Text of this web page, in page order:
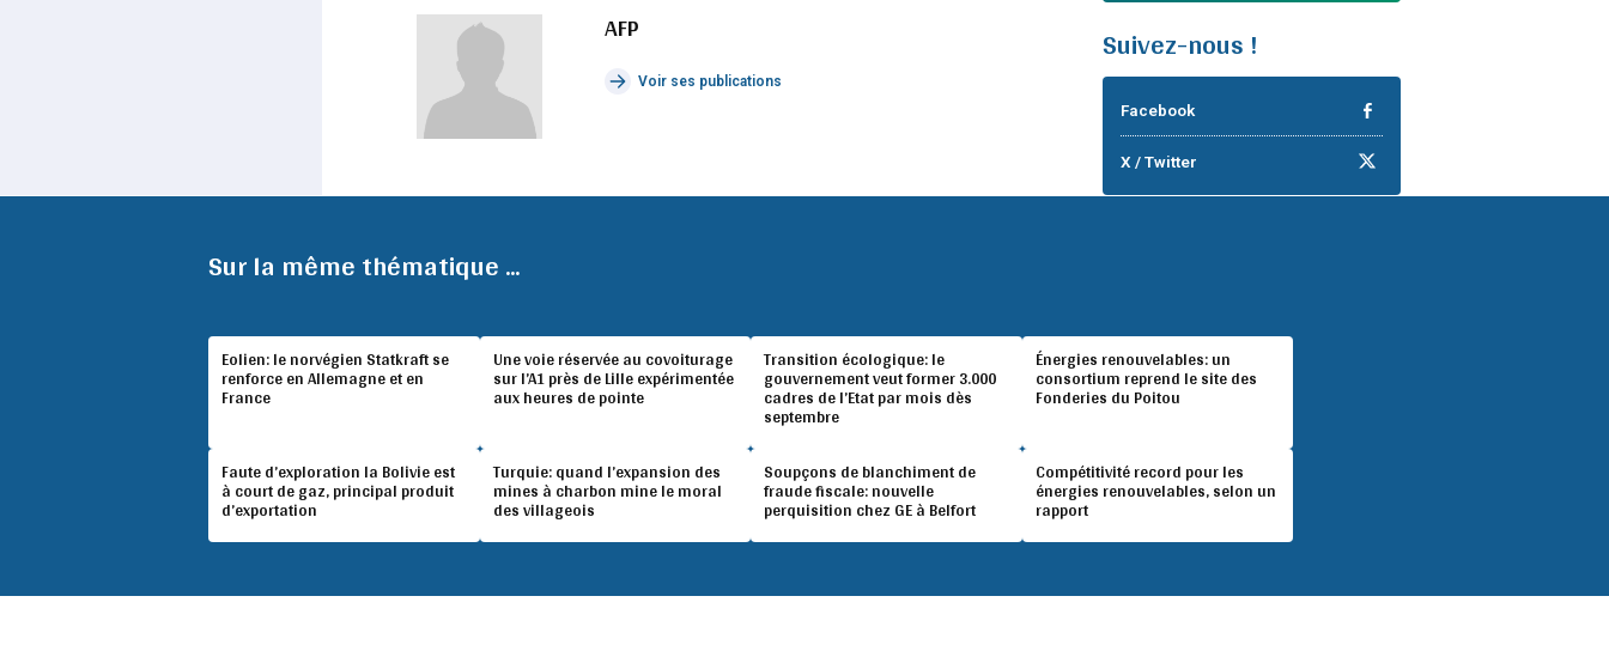
AFP
Voir ses publications
Suivez-nous !
Facebook
X / Twitter
Sur la même thématique ...
Eolien: le norvégien Statkraft se
renforce en Allemagne et en
France
Une voie réservée au covoiturage
sur l’A1 près de Lille expérimentée
aux heures de pointe
Transition écologique: le
gouvernement veut former 3.000
cadres de l’Etat par mois dès
septembre
Énergies renouvelables: un
consortium reprend le site des
Fonderies du Poitou
Faute d’exploration la Bolivie est
à court de gaz, principal produit
d’exportation
Turquie: quand l’expansion des
mines à charbon mine le moral
des villageois
Soupçons de blanchiment de
fraude fiscale: nouvelle
perquisition chez GE à Belfort
Compétitivité record pour les
énergies renouvelables, selon un
rapport